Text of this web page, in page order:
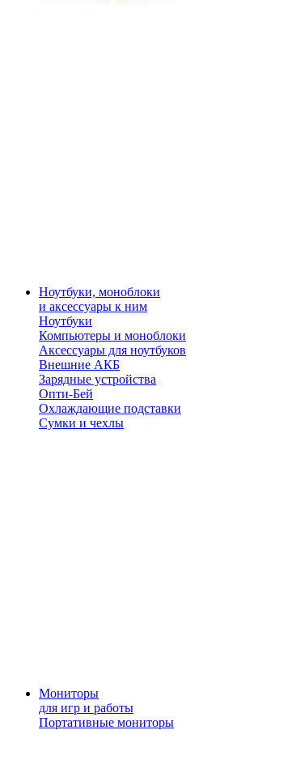
Ноутбуки, моноблоки
и аксессуары к ним
Ноутбуки
Компьютеры и моноблоки
Аксессуары для ноутбуков
Внешние АКБ
Зарядные устройства
Опти-Бей
Охлаждающие подставки
Сумки и чехлы
Мониторы
для игр и работы
Портативные мониторы